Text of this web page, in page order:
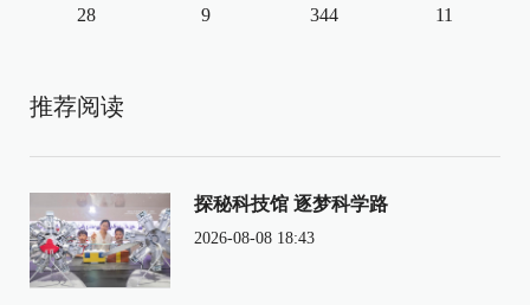
28 9 344 11
推荐阅读
探秘科技馆 逐梦科学路
2026-08-08 18:43